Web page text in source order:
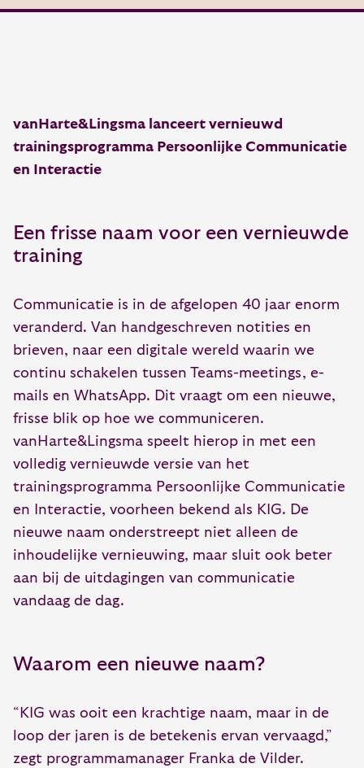
vanHarte&Lingsma lanceert vernieuwd
trainingsprogramma Persoonlijke Communicatie
en Interactie
Een frisse naam voor een vernieuwde
training
Communicatie is in de afgelopen 40 jaar enorm
veranderd. Van handgeschreven notities en
brieven, naar een digitale wereld waarin we
continu schakelen tussen Teams-meetings, e-
mails en WhatsApp. Dit vraagt om een nieuwe,
frisse blik op hoe we communiceren.
vanHarte&Lingsma speelt hierop in met een
volledig vernieuwde versie van het
trainingsprogramma Persoonlijke Communicatie
en Interactie, voorheen bekend als KIG. De
nieuwe naam onderstreept niet alleen de
inhoudelijke vernieuwing, maar sluit ook beter
aan bij de uitdagingen van communicatie
vandaag de dag.
Waarom een nieuwe naam?
“KIG was ooit een krachtige naam, maar in de
loop der jaren is de betekenis ervan vervaagd,”
zegt programmamanager Franka de Vilder.